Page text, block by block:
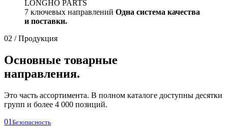
7 ключевых направлений Одна система качества
и поставки.
02 / Продукция
Основные товарные
направления.
Это часть ассортимента. В полном каталоге доступны десятки
групп и более 4 000 позиций.
01 Безопасность